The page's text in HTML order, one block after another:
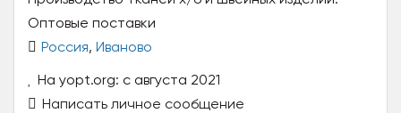
Оптовые поставки
Россия, Иваново
На yopt.org: с августа 2021
Написать личное сообщение